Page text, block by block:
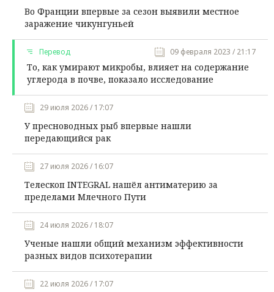
Во Франции впервые за сезон выявили местное
заражение чикунгуньей
Перевод 09 февраля 2023 / 21:17
То, как умирают микробы, влияет на содержание
углерода в почве, показало исследование
29 июля 2026 / 17:07
У пресноводных рыб впервые нашли
передающийся рак
27 июля 2026 / 16:07
Телескоп INTEGRAL нашёл антиматерию за
пределами Млечного Пути
24 июля 2026 / 18:07
Ученые нашли общий механизм эффективности
разных видов психотерапии
22 июля 2026 / 17:07